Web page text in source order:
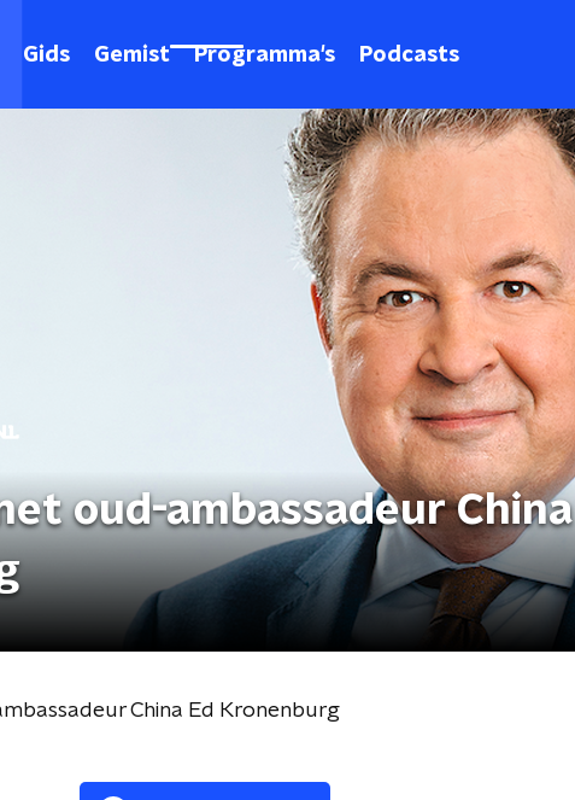
Gids Gemist Programma's Podcasts
oud-ambassadeur
China Ed Kronenburg